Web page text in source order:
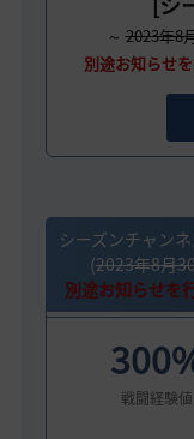
～2023年8
別途お知らせ
シーズンチャン
(2023年8月
別途お知らせを
戦闘経験値